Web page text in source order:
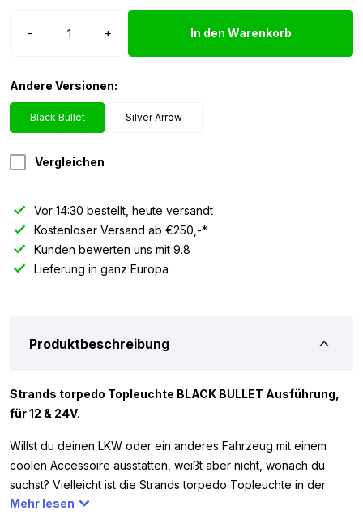
−
torpedo
Menge
+ In den Warenkorb
Andere Versionen:
Black Bullet Silver Arrow
Vergleichen
Vor 14:30 bestellt, heute versandt
Kostenloser Versand ab €250,-*
Kunden bewerten uns mit 9.8
Lieferung in ganz Europa
Produktbeschreibung
Strands torpedo Topleuchte BLACK BULLET Ausführung,
für 12 & 24V.
Willst du deinen LKW oder ein anderes Fahrzeug mit einem
coolen Accessoire ausstatten, weißt aber nicht, wonach du
suchst? Vielleicht ist die Strands torpedo Topleuchte in der
BLACK BULLET Ausführung mit integriertem Blitzer genau die
Mehr lesen